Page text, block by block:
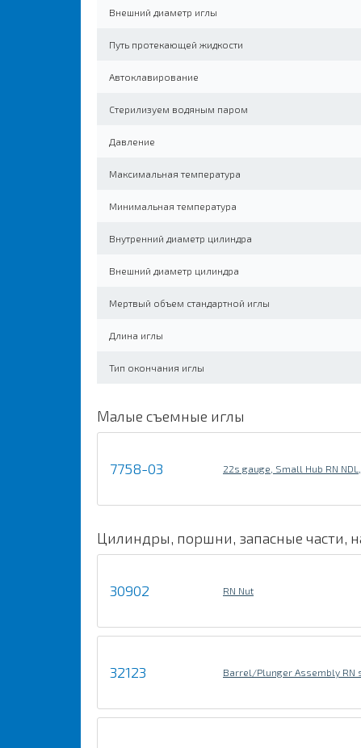
Внешний диаметр иглы
Путь протекающей жидкости
Автоклавирование
Стерилизуем водяным паром
Давление
Максимальная температура
Минимальная температура
Внутренний диаметр цилиндра
Внешний диаметр цилиндра
Мертвый объем стандартной иглы
Длина иглы
Тип окончания иглы
Малые съемные иглы
7758-03 22s gauge, Small Hub RN
Цилиндры, поршни, запасные части,
30902 RN Nut
32123 Barrel/Plunger Assembly RN